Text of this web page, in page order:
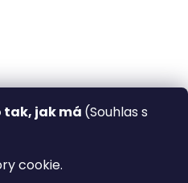
tak, jak má (Souhlas s
cookie.